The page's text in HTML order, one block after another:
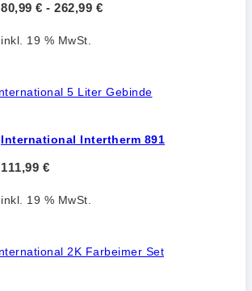
80,99 € - 262,99 €
inkl. 19 % MwSt.
International Intertherm 891
111,99 €
inkl. 19 % MwSt.